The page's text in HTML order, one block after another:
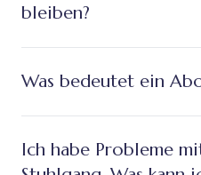
bleiben?
Was bedeutet ein
Ich habe Probleme